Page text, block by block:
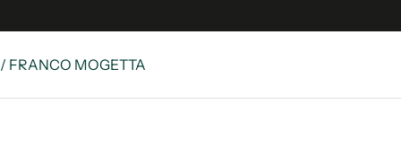
/ FRANCO MOGETTA